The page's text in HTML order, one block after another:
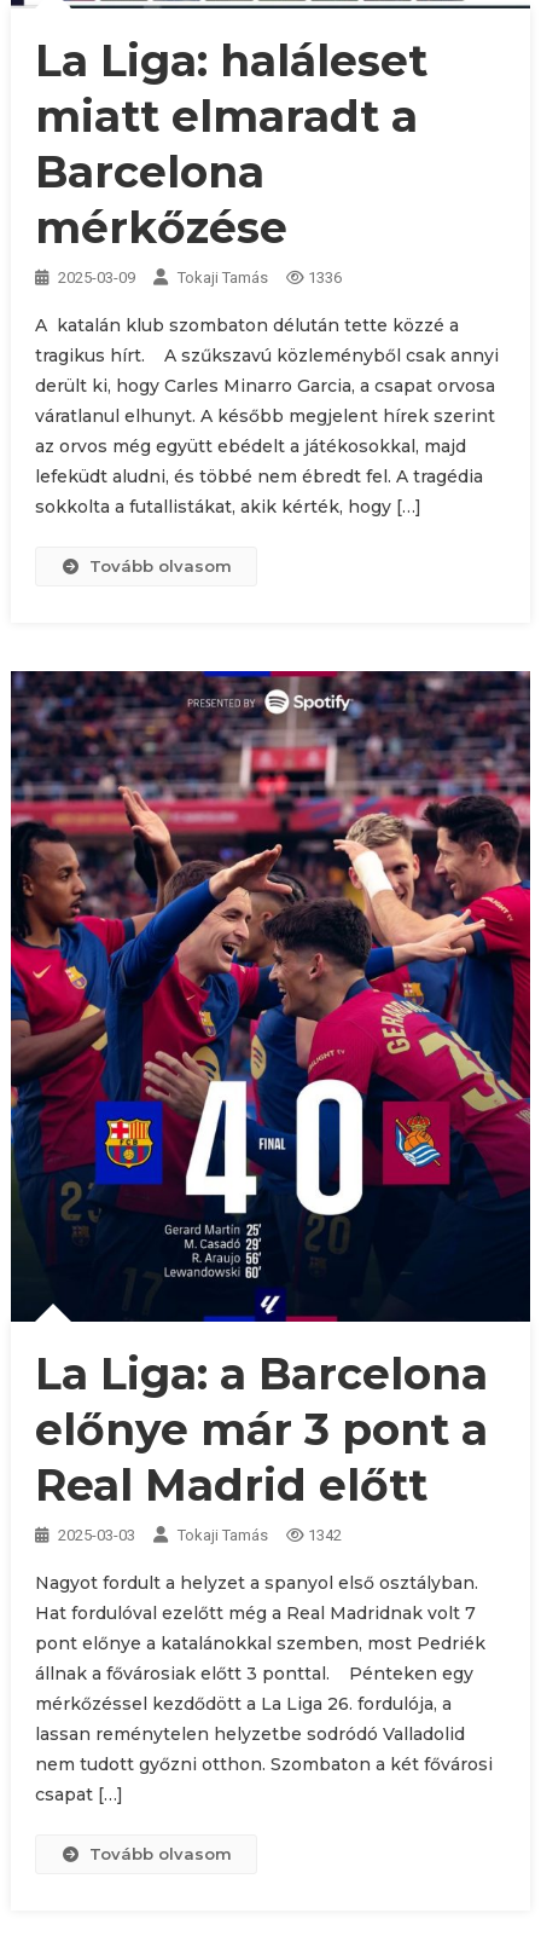
La Liga: haláleset
miatt elmaradt a
Barcelona
mérkőzése
2025-03-09 Tokaji Tamás 1336
A katalán klub szombaton délután tette közzé a
tragikus hírt. A szűkszavú közleményből csak annyi
derült ki, hogy Carles Minarro Garcia, a csapat orvosa
váratlanul elhunyt. A később megjelent hírek szerint
az orvos még együtt ebédelt a játékosokkal, majd
lefeküdt aludni, és többé nem ébredt fel. A tragédia
sokkolta a futallistákat, akik kérték, hogy […]
Tovább olvasom
La Liga: a Barcelona
előnye már 3 pont a
Real Madrid előtt
2025-03-03 Tokaji Tamás 1342
Nagyot fordult a helyzet a spanyol első osztályban.
Hat fordulóval ezelőtt még a Real Madridnak volt 7
pont előnye a katalánokkal szemben, most Pedriék
állnak a fővárosiak előtt 3 ponttal. Pénteken egy
mérkőzéssel kezdődött a La Liga 26. fordulója, a
lassan reménytelen helyzetbe sodródó Valladolid
nem tudott győzni otthon. Szombaton a két fővárosi
csapat […]
Tovább olvasom